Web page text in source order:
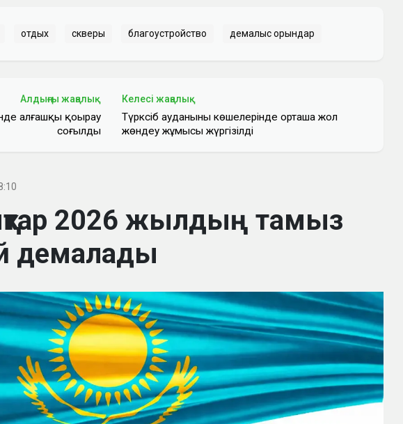
отдых скверы благоустройство демалыс орындар
Алдыңғы жаңалық
алғашқы қоңырау
соғылды
Келесі жаңалық
Түрксіб ауданының көшелерінде орташа жол
жөндеу жұмысы жүргізілді
2026 жылдың тамыз
демалады